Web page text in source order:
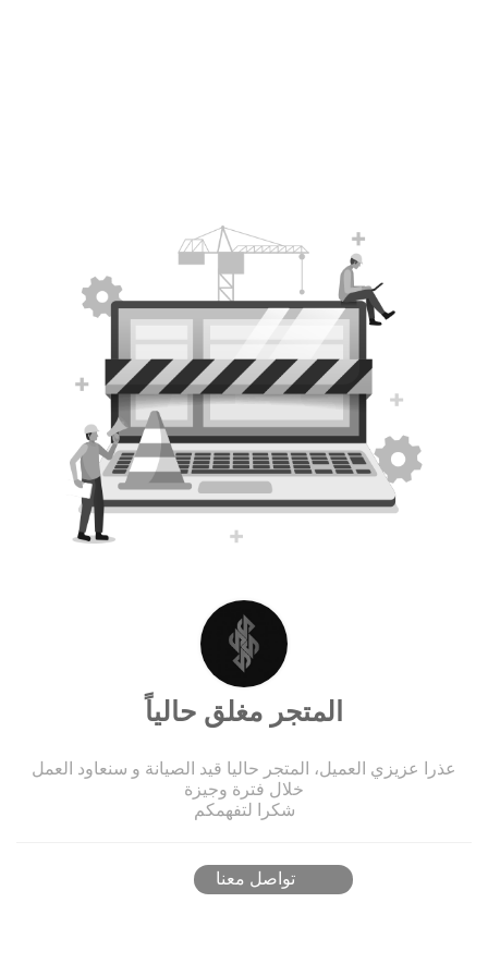
المتجر مغلق حالياً
عذرا عزيزي العميل، المتجر حاليا قيد الصيانة و سنعاود العمل
خلال فترة وجيزة
شكرا لتفهمكم
تواصل معنا